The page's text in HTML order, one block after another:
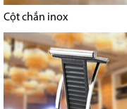
Cột chắn inox